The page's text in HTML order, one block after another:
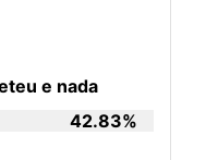
e nada
42.83%